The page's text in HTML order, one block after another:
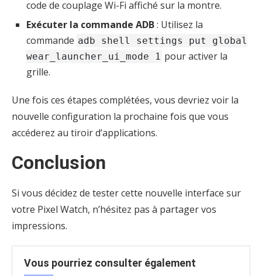
code de couplage Wi-Fi affiché sur la montre.
Exécuter la commande ADB: Utilisez la
commande adb shell settings put global
wear_launcher_ui_mode 1 pour activer la
grille.
Une fois ces étapes complétées, vous devriez voir la
nouvelle configuration la prochaine fois que vous
accéderez au tiroir d’applications.
Conclusion
Si vous décidez de tester cette nouvelle interface sur
votre Pixel Watch, n’hésitez pas à partager vos
impressions.
Vous pourriez consulter également